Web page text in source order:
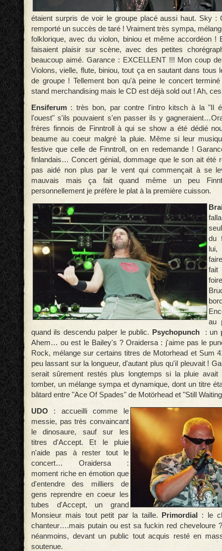
étaient surpris de voir le groupe placé aussi haut. Sky :
remporté un succès de taré ! Vraiment très sympa,
folklorique, avec du violon, biniou et même accordéon
faisaient plaisir sur scène, avec des petites
beaucoup aimé. Garance : EXCELLENT !!! Mon coup
Violons, vielle, flute, biniou, tout ça en sautant dans tous
de groupe ! Tellement bon qu'à peine le concert
stand merchandising mais le CD est déjà sold out ! Ah,
Ensiferum : très bon, par contre l'intro kitsch à la "Il
l'ouest" s'ils pouvaient s'en passer ils y
frères finnois de Finntroll à qui se show a été dédié
beaume au coeur malgré la pluie. Même si leur
festive que celle de Finntroll, on en redemande !
finlandais… Concert génial, dommage que le son ait été
pas aidé non plus par le vent qui commençait à se
mauvais mais ça fait quand même un peu
personnellement je préfère le plat à la première cuisson.
du
fait
au
quand ils descendu palper le public. Psychopunch : un
Ahem… ou est le Bailey's ? Oraidersa : j'aime pas le
Rock, mélange sur certains titres de Motorhead et Sum
peu lassant sur la longueur, d'autant plus qu'il pleuvait !
serait sûrement restés plus longtemps si la pluie avait
tomber, un mélange sympa et dynamique, dont un titre
bâtard entre "Ace Of Spades" de Motörhead et "Still
UDO : accueilli comme le
messie, pas très convaincant
le dinosaure, sauf sur les
titres d'Accept. Et le pluie
n'aide pas à rester tout le
concert… Oraidersa :
moment riche en émotion que
d'entendre des milliers de
gens reprendre en coeur les
tubes d'Accept, un grand
Monsieur mais tout petit par la taille. Primordial : le
chanteur….mais putain ou est sa fuckin red cheveloure
néanmoins, devant un public tout acquis resté en
soutenue.